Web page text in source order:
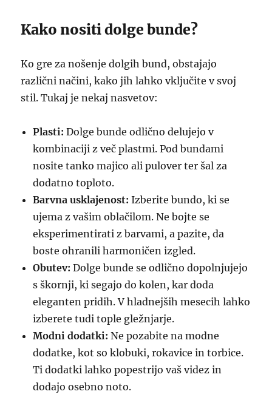
Kako nositi dolge bunde?
Ko gre za nošenje dolgih bund, obstajajo
različni načini, kako jih lahko vključite v svoj
stil. Tukaj je nekaj nasvetov:
Plasti: Dolge bunde odlično delujejo v
kombinaciji z več plastmi. Pod bundami
nosite tanko majico ali pulover ter šal za
dodatno toploto.
Barvna usklajenost: Izberite bundo, ki se
ujema z vašim oblačilom. Ne bojte se
eksperimentirati z barvami, a pazite, da
boste ohranili harmoničen izgled.
Obutev: Dolge bunde se odlično dopolnjujejo
s škornji, ki segajo do kolen, kar doda
eleganten pridih. V hladnejših mesecih lahko
izberete tudi tople gležnjarje.
Modni dodatki: Ne pozabite na modne
dodatke, kot so klobuki, rokavice in torbice.
Ti dodatki lahko popestrijo vaš videz in
dodajo osebno noto.